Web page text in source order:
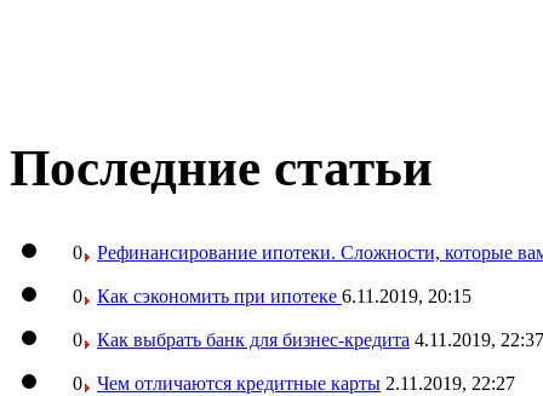
Последние статьи
0 Рефинансирование ипотеки. Сложности, которые
0 Как сэкономить при ипотеке 6.11.2019, 20:15
0 Как выбрать банк для бизнес-кредита 4.11.2019, 22:37
0 Чем отличаются кредитные карты 2.11.2019, 22:27